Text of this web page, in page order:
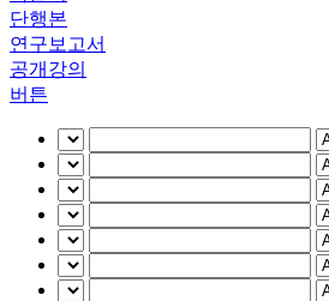
단행본
연구보고서
공개강의
버튼